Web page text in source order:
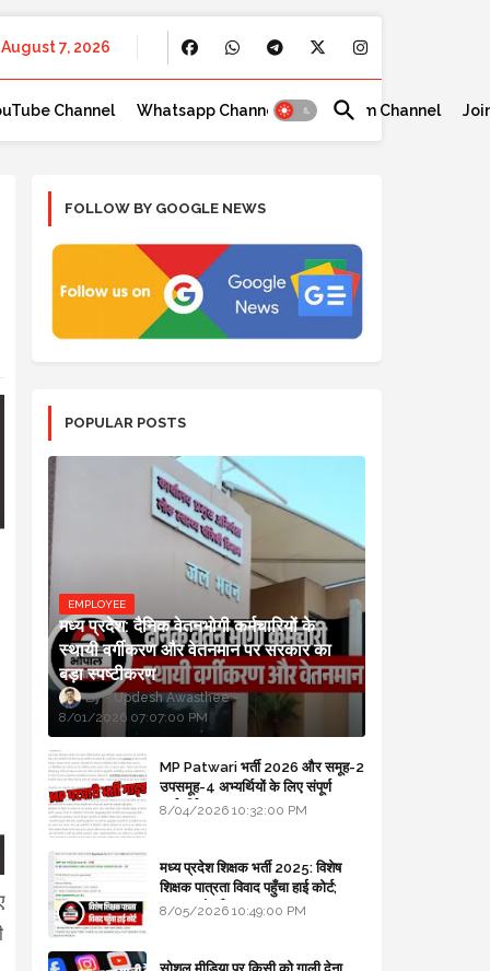
August 7, 2026
Channel Whatsapp Channel Telegram Channel
FOLLOW BY GOOGLE NEWS
POPULAR POSTS
EMPLOYEE
मध्य प्रदेश: दैनिक वेतनभोगी कर्मचारियों के
स्थायी वर्गीकरण और वेतनमान पर सरकार का
बड़ा स्पष्टीकरण
Updesh Awasthee
8/01/2026 07:07:00 PM
MP Patwari भर्ती 2026 और समूह-2
उपसमूह-4 अभ्यर्थियों के लिए संपूर्ण
मार्गदर्शिका
8/04/2026 10:32:00 PM
मध्य प्रदेश शिक्षक भर्ती 2025: विशेष
शिक्षक पात्रता विवाद पहुँचा हाई कोर्ट;
सरकार से माँगा जवाब
8/05/2026 10:49:00 PM